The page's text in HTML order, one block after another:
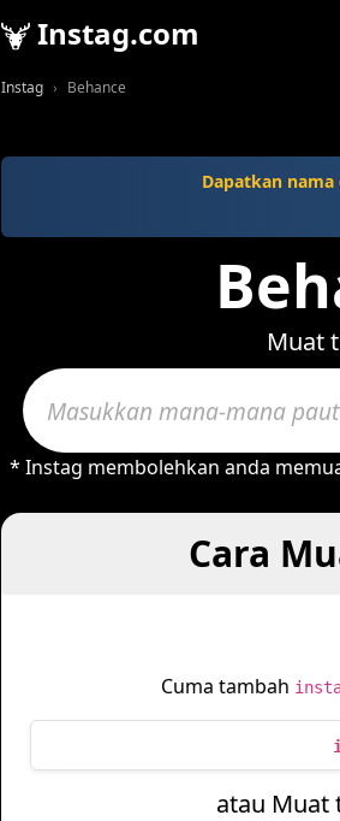
Instag.com
Instag Behance
Dapatkan
Muat
* Instag membolehkan anda
Cara
Cuma tambah
atau Muat